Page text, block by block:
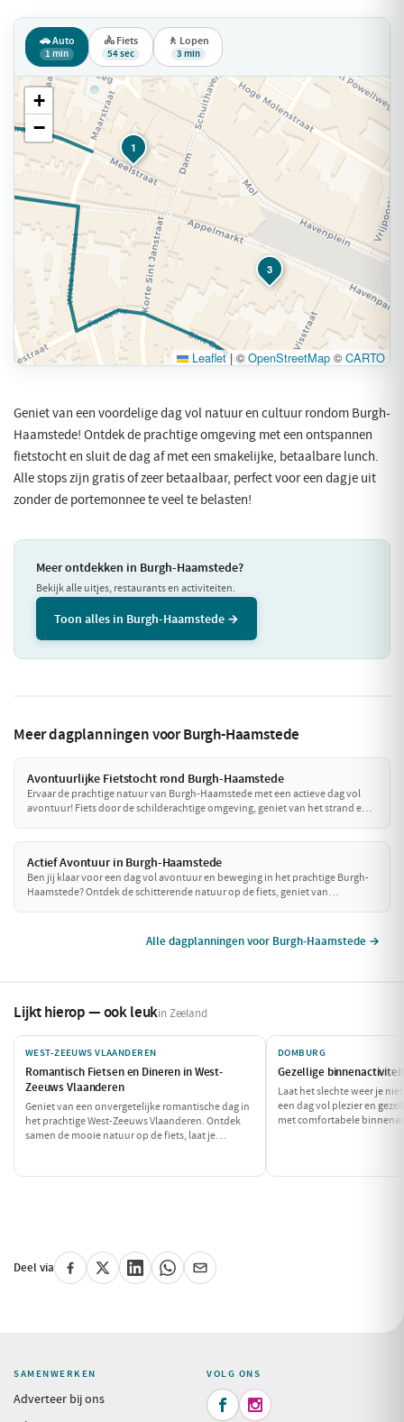
🚗 Auto
1 min
🚴 Fiets
54 sec
🚶 Lopen
3 min
1
3
+
−
Leaflet | © OpenStreetMap © CARTO
Geniet van een voordelige dag vol natuur en cultuur rondom Burgh-
Haamstede! Ontdek de prachtige omgeving met een ontspannen
fietstocht en sluit de dag af met een smakelijke, betaalbare lunch.
Alle stops zijn gratis of zeer betaalbaar, perfect voor een dagje uit
zonder de portemonnee te veel te belasten!
Meer ontdekken in Burgh-Haamstede?
Bekijk alle uitjes, restaurants en activiteiten.
Toon alles in Burgh-Haamstede →
Meer dagplanningen voor Burgh-Haamstede
Avontuurlijke Fietstocht rond Burgh-Haamstede
Ervaar de prachtige natuur van Burgh-Haamstede met een actieve dag vol
avontuur! Fiets door de schilderachtige omgeving, geniet van het strand en
Actief Avontuur in Burgh-Haamstede
Ben jij klaar voor een dag vol avontuur en beweging in het prachtige Burgh-
Haamstede? Ontdek de schitterende natuur op de fiets, geniet van
Alle dagplanningen voor Burgh-Haamstede →
Lijkt hierop — ook leukin Zeeland
WEST-ZEEUWS VLAANDEREN
Romantisch Fietsen en Dineren in West-
Zeeuws Vlaanderen
Geniet van een onvergetelijke romantische dag in
het prachtige West-Zeeuws Vlaanderen. Ontdek
samen de mooie natuur op de fiets, laat je
perfecte combinatie van ontspanning en
DOMBURG
Gezellige
Laat het slechte weer je
een dag vol plezier en
met comfortabele
Deel via
SAMENWERKEN
Adverteer bij ons
VOLG ONS
 